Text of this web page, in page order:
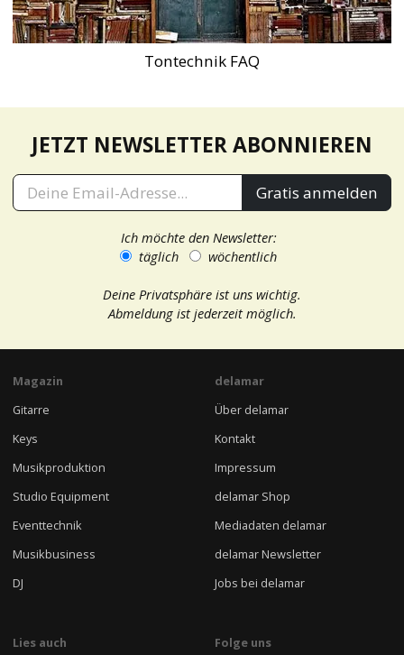
Tontechnik FAQ
JETZT NEWSLETTER ABONNIEREN
Gratis anmelden
Ich möchte den Newsletter:
täglich
wöchentlich
Deine Privatsphäre ist uns wichtig.
Abmeldung ist jederzeit möglich.
Magazin
Gitarre
Keys
Musikproduktion
Studio Equipment
Eventtechnik
Musikbusiness
DJ
delamar
Über delamar
Kontakt
Impressum
delamar Shop
Mediadaten delamar
delamar Newsletter
Jobs bei delamar
Lies auch Folge uns